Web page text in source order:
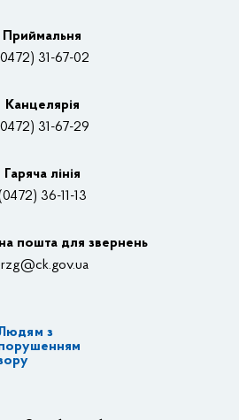
Нагороди
Контакти
підрозділи ОДА
ОДА
Приймальня
31-67-02
Канцелярiя
31-67-29
Гаряча лінія
36-11-13
пошта для звернень
з